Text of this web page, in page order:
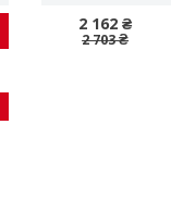
2 162 ₴
2 703 ₴